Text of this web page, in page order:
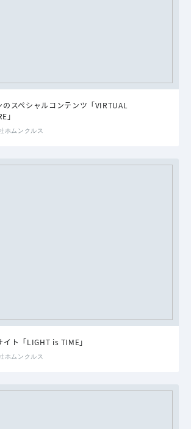
のスペシャルコンテンツ「VIRTUAL
」
ホムンクルス
ト「LIGHT is TIME」
ホムンクルス